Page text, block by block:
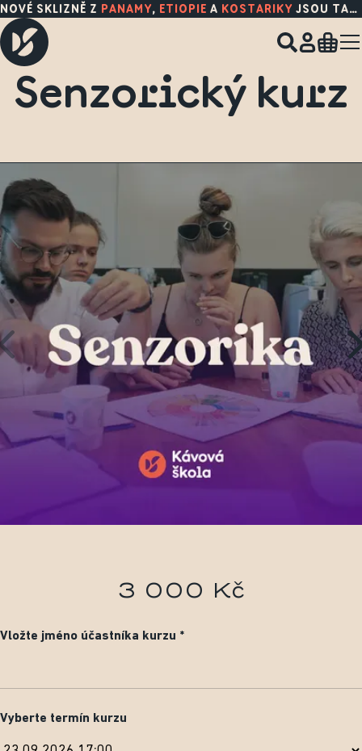
NOVÉ SKLIZNĚ Z PANAMY, ETIOPIE A KOSTARIKY JSOU TADY!
Senzorický kurz
3 000 Kč
Vložte jméno účastníka kurzu
Vyberte termín kurzu